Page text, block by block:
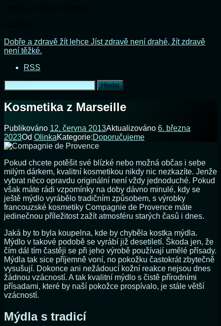
Přejít
k
webu
Dobře a zdravě žít lehce Jíst zdravě není drahé, žít zdravě
není těžké.
RSS
Vyhledávání
Kosmetika z Marseille
Publikováno 12. června 2013Aktualizováno 6. března
2023Od OlinkaKategorie:Doporučujeme
Pokud chcete potěšit své blízké nebo možná občas i sebe
milým dárkem, kvalitní kosmetikou nikdy nic nezkazíte. Jenže
vybrat něco opravdu originální není vždy jednoduché. Pokud
však máte rádi vzpomínky na doby dávno minulé, kdy se
ještě mýdlo vyrábělo tradičním způsobem, s výrobky
francouzské kosmetiky Compagnie de Provence máte
jedinečnou příležitost zažít atmosféru starých časů i dnes.
Jaká by to byla koupelna, kde by chyběla kostka mýdla.
Mýdlo v takové podobě se vyrábí již desetiletí. Škoda jen, že
čím dál tím častěji se při jeho výrobě používají umělé přísady.
Mýdla tak sice příjemně voní, no pokožku častokrát zbytečně
vysušují. Dokonce ani nežádoucí kožní reakce nejsou dnes
žádnou vzácností. A tak kvalitní mýdlo s čistě přírodními
přísadami, které by naší pokožce prospívalo, je stále větší
vzácností.
Mýdla s tradicí